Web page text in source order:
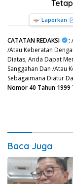
Laporkan
CATATAN REDAKSI :
/Atau Keberatan
Diatas, Anda Dapat
Sanggahan Dan /Atau
Sebagaimana Diatur
Nomor 40 Tahun 1999
Baca Juga